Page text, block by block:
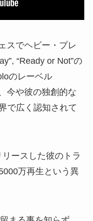
スでヘビー・プレ
“Ready or Not”の
のレーベル
今や彼の独創的な
で広く認知されて
ースした彼のトラ
万再生という異